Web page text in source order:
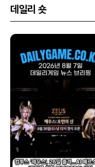
데일리 숏